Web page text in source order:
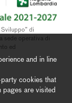
di
sede operativa di
ed
and in line
cookies that
are visited